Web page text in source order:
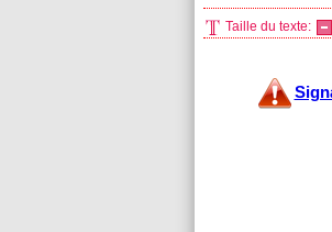
Taille du texte: